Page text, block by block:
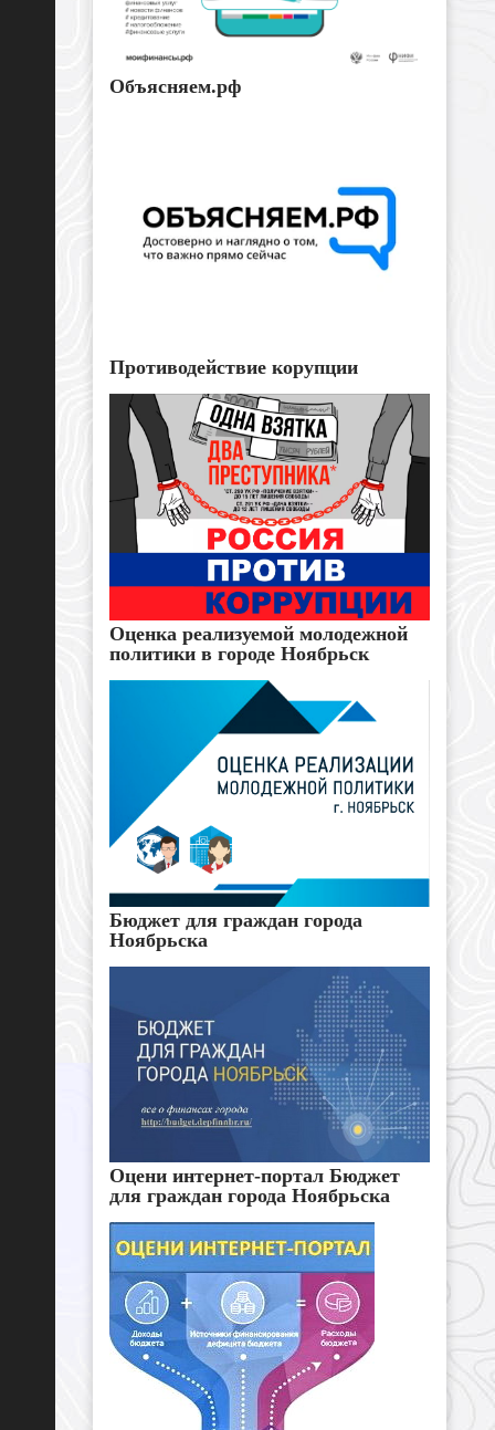
Объясняем.рф
Противодействие корупции
Оценка реализуемой молодежной
политики в городе Ноябрьск
Бюджет для граждан города
Ноябрьска
Оцени интернет-портал Бюджет
для граждан города Ноябрьска